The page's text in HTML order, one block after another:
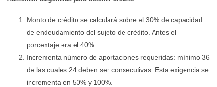
Monto de crédito se calculará sobre el 30% de capacidad
de endeudamiento del sujeto de crédito. Antes el
porcentaje era el 40%.
Incrementa número de aportaciones requeridas: mínimo 36
de las cuales 24 deben ser consecutivas. Esta exigencia se
incrementa en 50% y 100%.